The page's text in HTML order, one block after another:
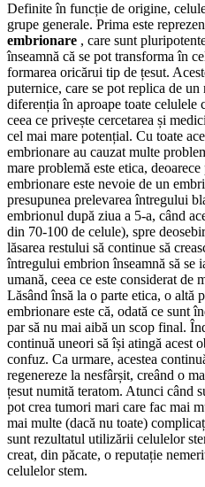
Definite în funcție de origine,
grupe generale. Prima este
embrionare , care sunt
înseamnă că se pot transforma în
formarea oricărui tip de țesut.
puternice, care se pot replica de
diferenția în aproape toate
ceea ce privește cercetarea și
cel mai mare potențial. Cu toate
embrionare au cauzat multe
mare problemă este etica,
embrionare este nevoie de un
presupunea prelevarea întregului
embrionul după ziua a 5-a, când
din 70-100 de celule), spre
lăsarea restului să continue să
întregului embrion înseamnă să se
umană, ceea ce este considerat de
Lăsând însă la o parte etica, o altă
embrionare este că, odată ce sunt
par să nu mai aibă un scop final.
continuă uneori să își atingă acest
confuz. Ca urmare, acestea
regenereze la nesfârșit, creând o
țesut numită teratom. Atunci când
pot crea tumori mari care fac mai
mai multe (dacă nu toate)
sunt rezultatul utilizării celulelor
creat, din păcate, o reputație
celulelor stem.